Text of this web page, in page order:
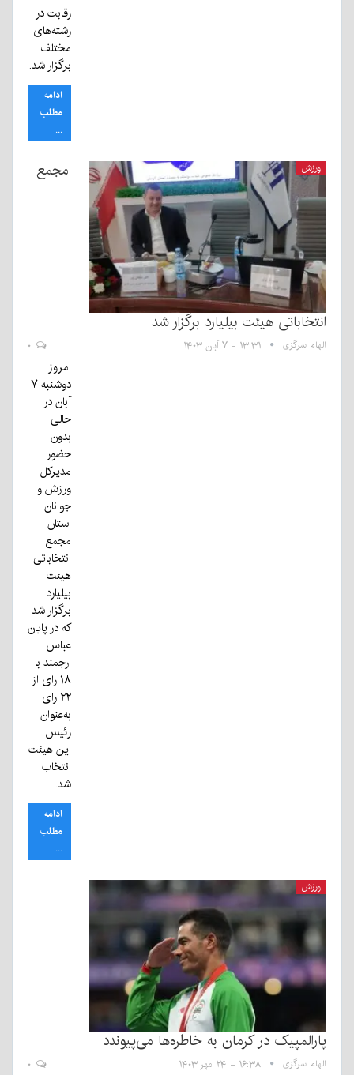
رقابت در
رشته‌های
مختلف
برگزار شد.
ادامه
مطلب
...
ورزش مجمع
انتخاباتی هیئت بیلیارد برگزار شد
الهام سرگزی ۱۳:۳۱ - ۷ آبان ۱۴۰۳
امروز
دوشنبه ۷
آبان در
حالی
بدون
حضور
مدیرکل
ورزش و
جوانان
استان
مجمع
انتخاباتی
هیئت
بیلیارد
برگزار شد
که در پایان
عباس
ارجمند با
۱۸ رای از
۲۲ رای
به‌عنوان
رئیس
این هیئت
انتخاب
شد.
ادامه
مطلب
...
ورزش
پارالمپیک در کرمان به خاطره‌ها می‌پیوندد
الهام سرگزی ۱۶:۳۸ - ۲۴ مهر ۱۴۰۳